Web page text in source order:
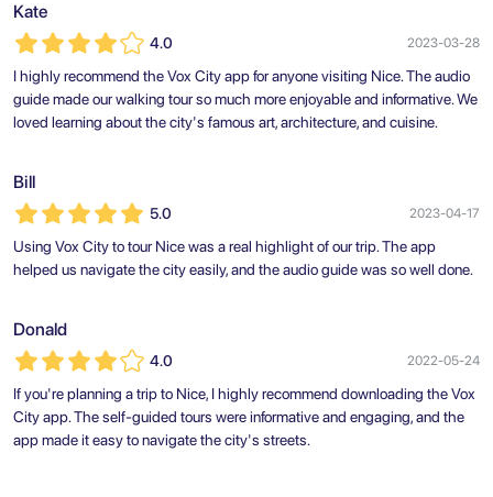
Kate
4.0 2023-03-28
I highly recommend the Vox City app for anyone visiting Nice. The audio
guide made our walking tour so much more enjoyable and informative. We
loved learning about the city's famous art, architecture, and cuisine.
Bill
5.0 2023-04-17
Using Vox City to tour Nice was a real highlight of our trip. The app
helped us navigate the city easily, and the audio guide was so well done.
Donald
4.0 2022-05-24
If you're planning a trip to Nice, I highly recommend downloading the Vox
City app. The self-guided tours were informative and engaging, and the
app made it easy to navigate the city's streets.